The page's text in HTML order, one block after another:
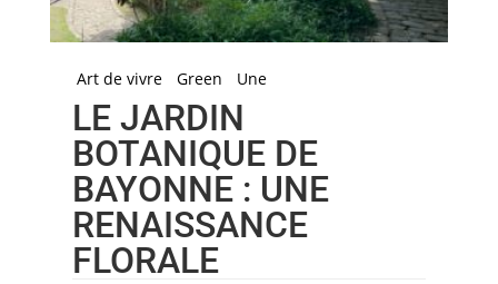
Art de vivre Green Une
LE JARDIN
BOTANIQUE DE
BAYONNE : UNE
RENAISSANCE
FLORALE